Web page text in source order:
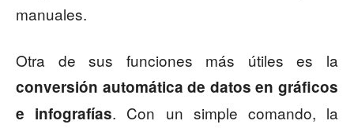
manuales.
Otra de sus funciones más útiles es la
conversión automática de datos en gráficos
e infografías. Con un simple comando, la